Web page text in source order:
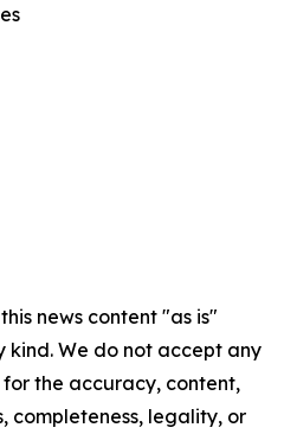
news content "as is"
We do not accept any
the accuracy, content,
completeness, legality, or